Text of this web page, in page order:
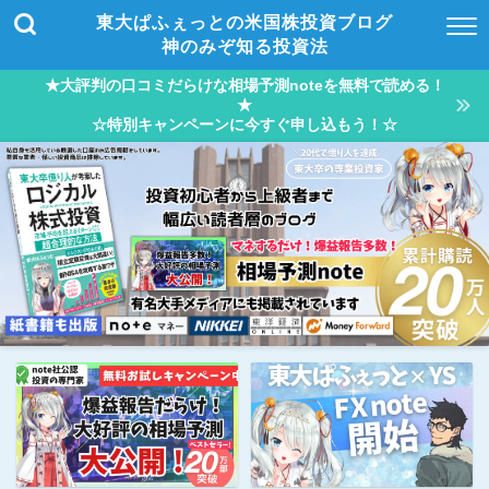
東大ぱふぇっとの米国株投資ブログ
神のみぞ知る投資法
★大評判の口コミだらけな相場予測noteを無料で読める！
★
☆特別キャンペーンに今すぐ申し込もう！☆